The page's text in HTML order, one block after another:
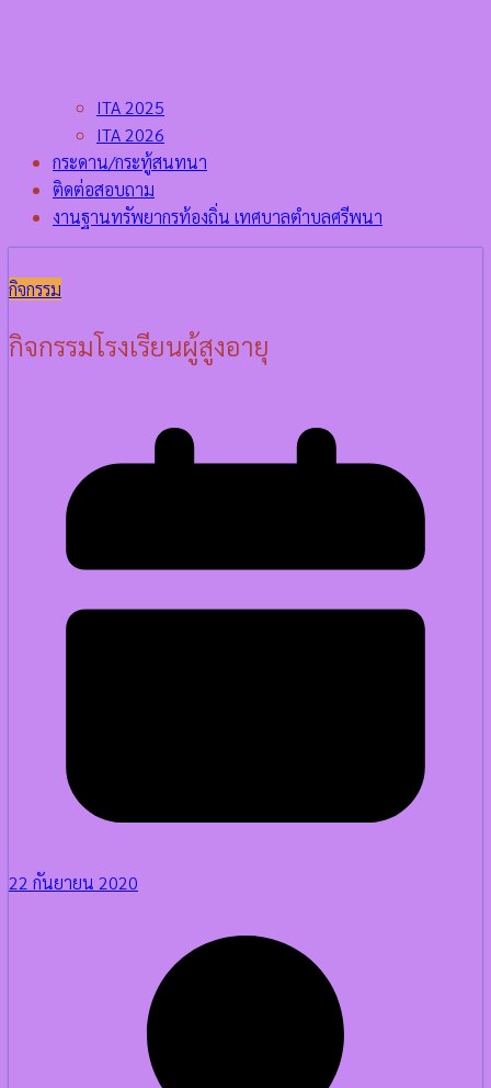
ITA 2025
ITA 2026
กระดาน/กระทู้สนทนา
ติดต่อสอบถาม
งานฐานทรัพยากรท้องถิ่น เทศบาลตำบลศรีพนา
กิจกรรม
กิจกรรมโรงเรียนผู้สูงอายุ
22 กันยายน 2020